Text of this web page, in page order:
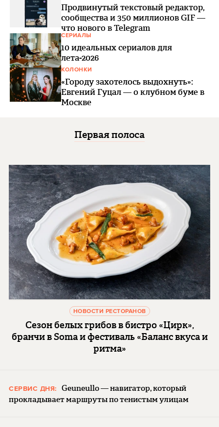
Продвинутый текстовый редактор,
сообщества и 350 миллионов GIF —
что нового в Telegram
СЕРИАЛЫ
10 идеальных сериалов для
лета-2026
КОЛОНКИ
«Городу захотелось выдохнуть»:
Евгений Гуцал — о клубном буме в
Москве
Первая полоса
НОВОСТИ РЕСТОРАНОВ
Сезон белых грибов в бистро «Цирк»,
бранчи в Soma и фестиваль «Баланс вкуса и
ритма»
СЕРВИС ДНЯ:
Geuneullo — навигатор, который
прокладывает маршруты по тенистым улицам